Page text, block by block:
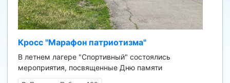
Кросс "Марафон патриотизма"
В летнем лагере "Спортивный" состоялись
мероприятия, посвященные Дню памяти